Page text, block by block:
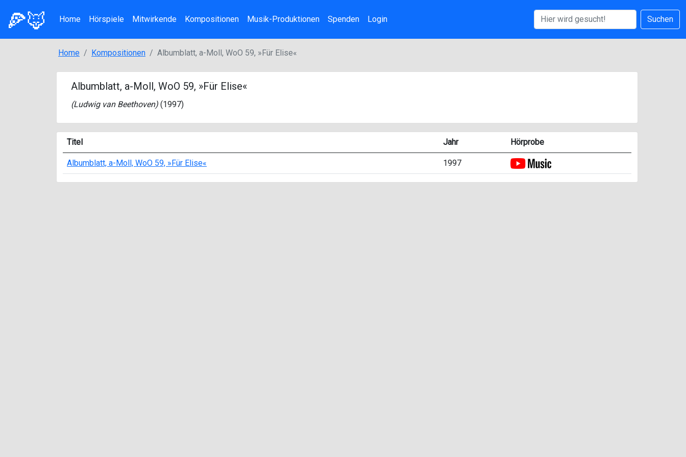
🍕🦊 Home Hörspiele Mitwirkende Kompositionen Musik-Produktionen Spenden Login Suchen
Home Kompositionen Albumblatt, a-Moll, WoO 59, »Für Elise«
Albumblatt, a-Moll, WoO 59, »Für Elise«
(Ludwig van Beethoven) (1997)
Titel Jahr Hörprobe
Albumblatt, a-Moll, WoO 59, »Für Elise« 1997